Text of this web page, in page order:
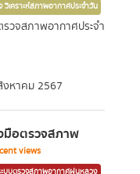
วิเคราะห์สภาพอากาศประจำวัน
วจสภาพอากาศประจำ
งหาคม 2567
มือตรวจสภาพ
views
บบตรวจสภาพอากาศฝนหลวง